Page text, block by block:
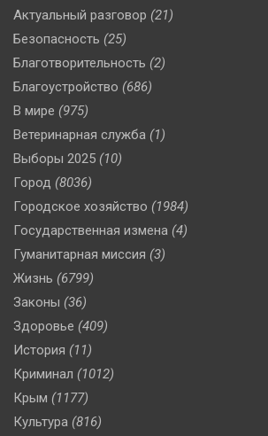
Актуальный разговор (21)
Безопасность (25)
Благотворительность (2)
Благоустройство (686)
В мире (975)
Ветеринарная служба (1)
Выборы 2025 (10)
Город (8036)
Городское хозяйство (1984)
Государственная измена (4)
Гуманитарная миссия (3)
Жизнь (6799)
Законы (36)
Здоровье (409)
История (11)
Криминал (1012)
Крым (1177)
Культура (816)